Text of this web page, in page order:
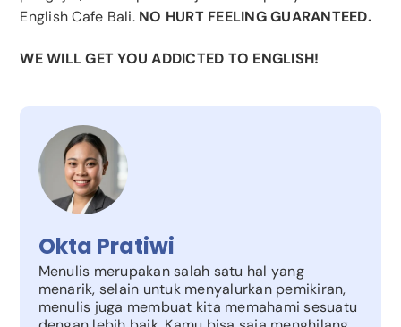
English Cafe Bali. NO HURT FEELING GUARANTEED.
WE WILL GET YOU ADDICTED TO ENGLISH!
Okta Pratiwi
Menulis merupakan salah satu hal yang
menarik, selain untuk menyalurkan pemikiran,
menulis juga membuat kita memahami sesuatu